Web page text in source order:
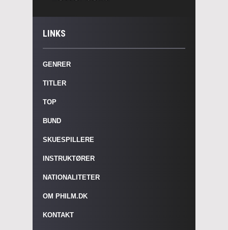
LINKS
GENRER
TITLER
TOP
BUND
SKUESPILLERE
INSTRUKTØRER
NATIONALITETER
OM PHILM.DK
KONTAKT